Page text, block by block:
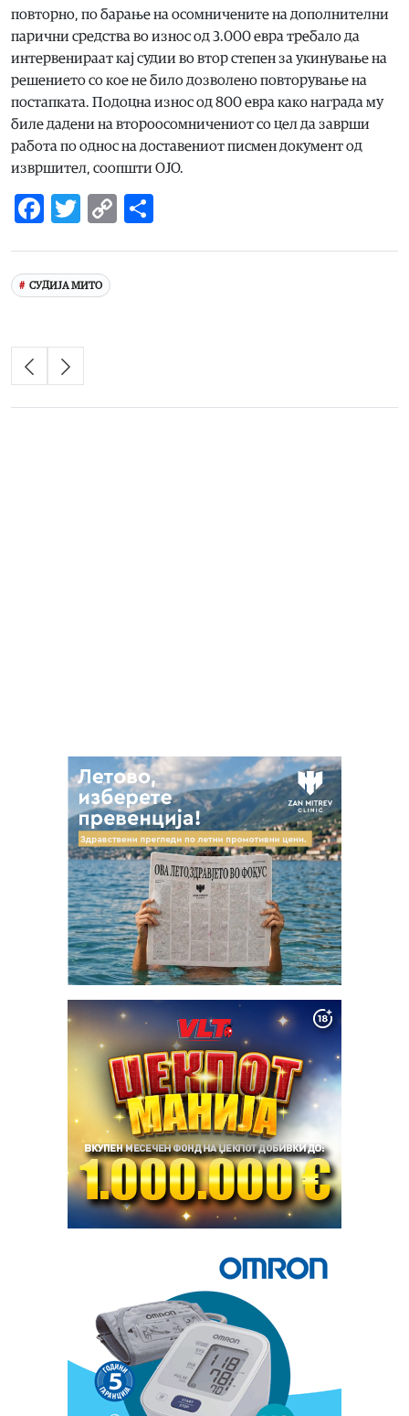
повторно, по барање на осомничените на дополнителни
парични средства во износ од 3.000 евра требало да
интервенираат кај судии во втор степен за укинување на
решението со кое не било дозволено повторување на
постапката. Подоцна износ од 800 евра како награда му
биле дадени на второосомничениот со цел да заврши
работа по однос на доставениот писмен документ од
извршител, соопшти ОЈО.
Facebook
Twitter
Copy
СУДИЈА МИТО